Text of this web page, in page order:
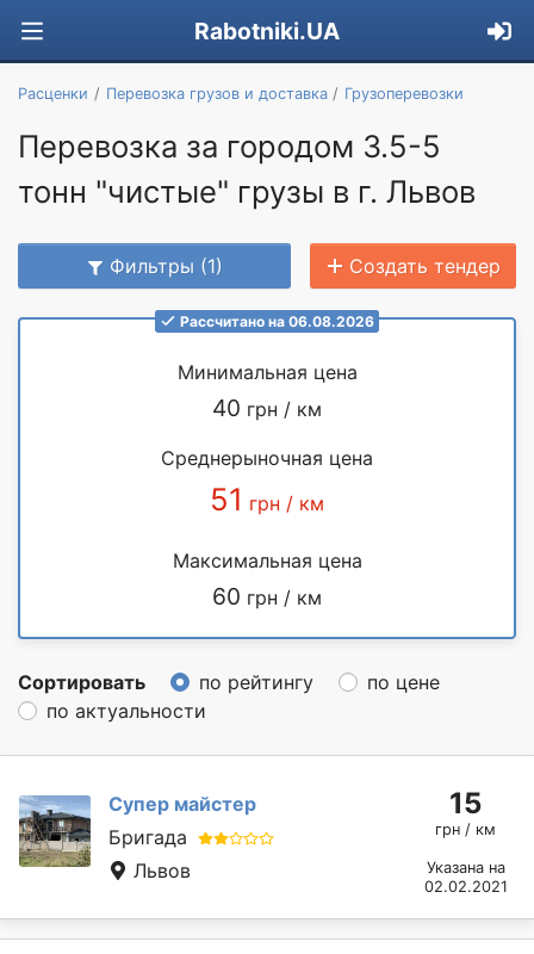
Rabotniki.UA
Расценки Перевозка грузов и доставка Грузоперевозки
Перевозка за городом 3.5-5
тонн "чистые" грузы в г. Львов
Фильтры (1) Создать тендер
Рассчитано на 06.08.2026
Минимальная цена
40 грн / км
Среднерыночная цена
51 грн / км
Максимальная цена
60 грн / км
Сортировать по рейтингу
по цене
по актуальности
Супер майстер
Бригада
Львов
15
грн / км
Указана на
02.02.2021